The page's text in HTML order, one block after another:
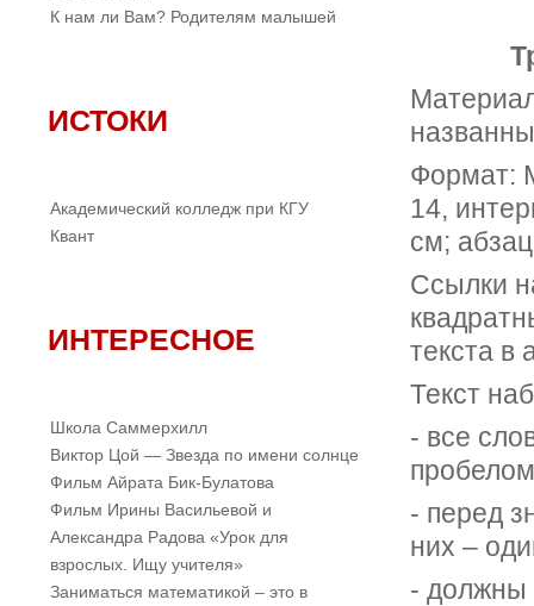
Формат:
14,
см;
Ссылки
текста в
Текст
- все
- перед
них –
- должны
К нам ли Вам? Родителям малышей
ИСТОКИ
Академический колледж при КГУ
Квант
ИНТЕРЕСНОЕ
Школа Саммерхилл
Виктор Цой — Звезда по имени солнце
Фильм Айрата Бик-Булатова
Фильм Ирины Васильевой и
Александра Радова «Урок для
взрослых. Ищу учителя»
Заниматься математикой – это в